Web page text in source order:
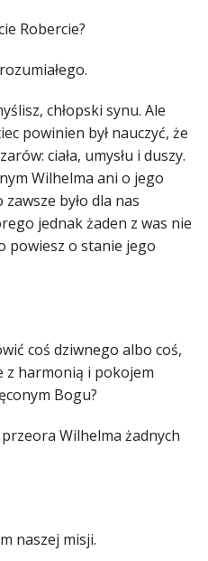
Robercie?
chłopski synu. Ale
powinien był nauczyć, że
ciała, umysłu i duszy.
Wilhelma ani o jego
było dla nas
jednak żaden z was nie
powiesz o stanie jego
coś dziwnego albo coś,
z harmonią i pokojem
Bogu?
przeora Wilhelma żadnych
naszej misji.